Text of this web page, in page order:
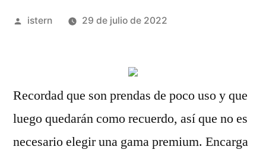
Publicado
istern 29 de julio de 2022
Recordad que son prendas de poco uso y que
luego quedarán como recuerdo, así que no es
necesario elegir una gama premium. Encarga